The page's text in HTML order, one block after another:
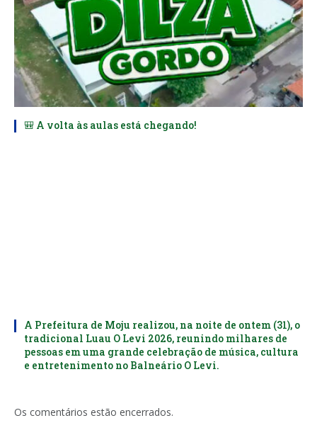
🎒 A volta às aulas está chegando!
A Prefeitura de Moju realizou, na noite de ontem (31), o
tradicional Luau O Levi 2026, reunindo milhares de
pessoas em uma grande celebração de música, cultura
e entretenimento no Balneário O Levi.
Os comentários estão encerrados.